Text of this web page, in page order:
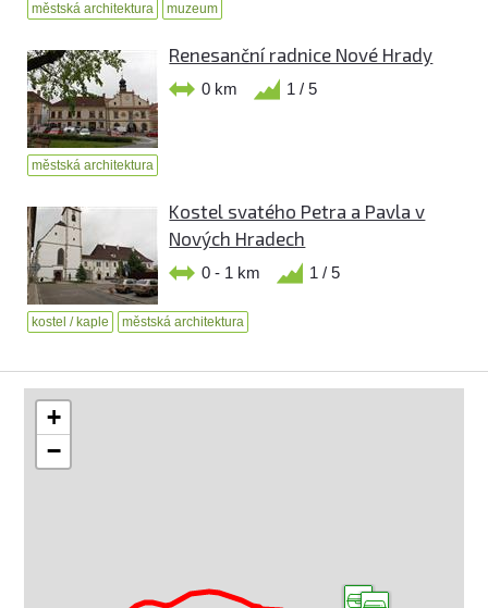
městská architektura muzeum
Renesanční radnice Nové Hrady
0 km 1 / 5
městská architektura
Kostel svatého Petra a Pavla v
Nových Hradech
0 - 1 km 1 / 5
kostel / kaple městská architektura
+
−